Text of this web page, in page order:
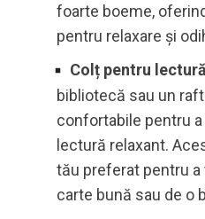
foarte boeme,
pentru relaxare și
Colț pentru lectură
bibliotecă sau un
confortabile pentru
lectură relaxant.
tău preferat pentru a
carte bună sau de o